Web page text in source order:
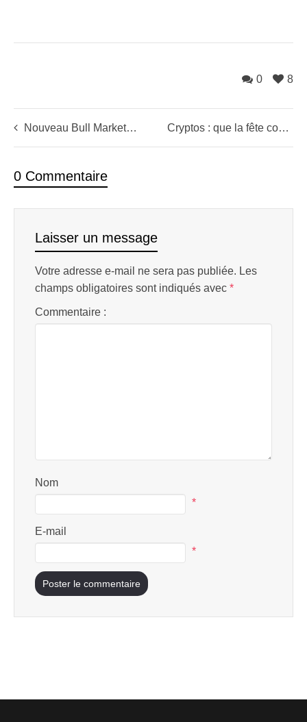
8
0
Nouveau Bull Market sur les actions blockchain ? Cryptos : que la fête commence !
0 Commentaire
Laisser un message
Votre adresse e-mail ne sera pas publiée. Les
champs obligatoires sont indiqués avec *
Commentaire :
Nom
*
E-mail
*